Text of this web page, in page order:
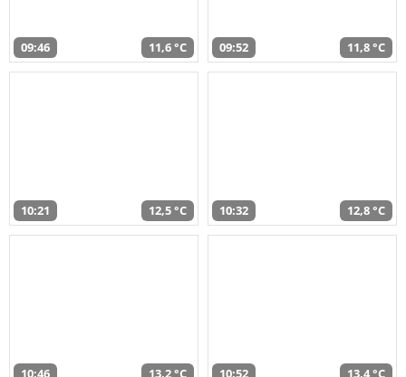
09:46 11,6 °C 09:52 11,8 °C
10:21 12,5 °C 10:32 12,8 °C
10:46 13,2 °C 10:52 13,4 °C